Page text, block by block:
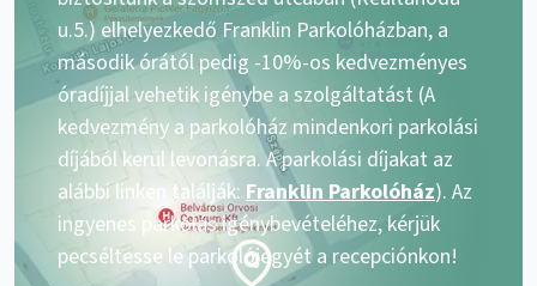
u.5.) elhelyezkedő Franklin Parkolóházban, a
második órától pedig -10%-os kedvezményes
óradíjjal vehetik igénybe a szolgáltatást (A
kedvezmény a parkolóház mindenkori parkolási
díjából kerül levonásra. A parkolási díjakat az
alábbi linken találják: Franklin Parkolóház). Az
ingyenes parkolás igénybevételéhez, kérjük
pecséltesse le parkolójegyét a recepciónkon!